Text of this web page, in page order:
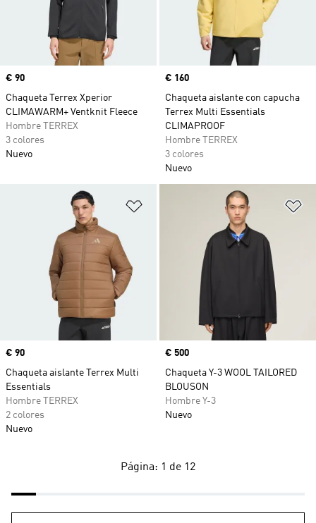
Precio
€ 90
Chaqueta Terrex Xperior
CLIMAWARM+ Ventknit Fleece
Hombre TERREX
3 colores
Nuevo
Precio
€ 160
Chaqueta aislante con capucha
Terrex Multi Essentials
CLIMAPROOF
Hombre TERREX
3 colores
Nuevo
Añadir a la lista de deseos
Precio
€ 90
Chaqueta aislante Terrex Multi
Essentials
Hombre TERREX
2 colores
Nuevo
Precio
€ 500
Chaqueta Y-3 WOOL TAILORED
BLOUSON
Hombre Y-3
Nuevo
Página: 1 de 12